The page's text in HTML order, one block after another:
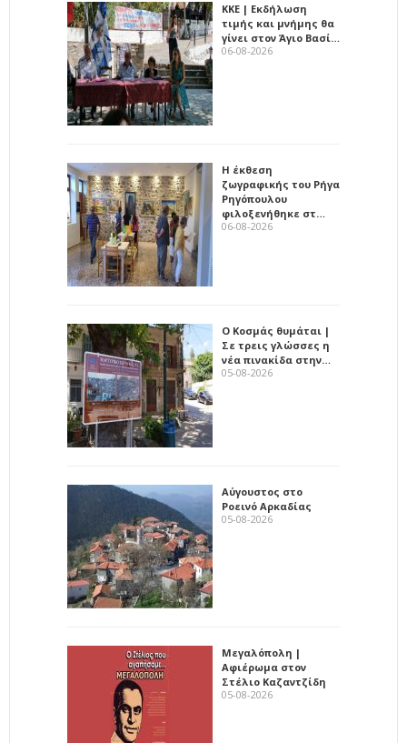
ΚΚΕ | Εκδήλωση
τιμής και μνήμης θα
γίνει στον Άγιο Βασί…
06-08-2026
Η έκθεση
ζωγραφικής του Ρήγα
Ρηγόπουλου
φιλοξενήθηκε στ…
06-08-2026
Ο Κοσμάς θυμάται |
Σε τρεις γλώσσες η
νέα πινακίδα στην…
05-08-2026
Αύγουστος στο
Ροεινό Αρκαδίας
05-08-2026
Μεγαλόπολη |
Αφιέρωμα στον
Στέλιο Καζαντζίδη
05-08-2026